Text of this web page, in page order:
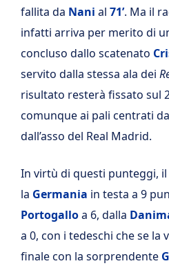
fallita da Nani al 71’. Ma il
infatti arriva per merito di
concluso dallo scatenato
servito dalla stessa ala dei
risultato resterà fissato sul
comunque ai pali centrati da
dall’asso del Real Madrid.
In virtù di questi punteggi,
la Germania in testa a 9
Portogalloa 6, dalla
a 0, con i tedeschi che se la
finale con la sorprendente